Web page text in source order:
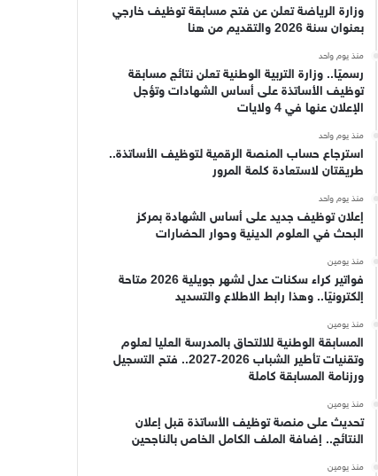
وزارة الرياضة تعلن عن فتح مسابقة توظيف خارجي
بعنوان سنة 2026 والتقديم من هنا
منذ يوم واحد
رسميًا.. وزارة التربية الوطنية تعلن نتائج مسابقة
توظيف الأساتذة على أساس الشهادات وتؤجل
الإعلان عنها في 4 ولايات
منذ يوم واحد
استرجاع حساب المنصة الرقمية لتوظيف الأساتذة..
طريقتان لاستعادة كلمة المرور
منذ يوم واحد
إعلان توظيف جديد على أساس الشهادة بمركز
البحث في العلوم الدينية وحوار الحضارات
منذ يومين
فواتير كراء سكنات عدل لشهر جويلية 2026 متاحة
إلكترونيًا.. وهذا رابط الاطلاع والتسديد
منذ يومين
المسابقة الوطنية للالتحاق بالمدرسة العليا لعلوم
وتقنيات تأطير الشباب 2026-2027.. فتح التسجيل
ورزنامة المسابقة كاملة
منذ يومين
تحديث على منصة توظيف الأساتذة قبل إعلان
النتائج.. إضافة الملف الكامل الخاص بالناجحين
منذ يومين